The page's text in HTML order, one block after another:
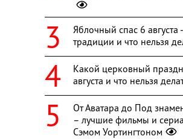
Яблочный спас 6 августа -
традиции и что нельзя
Какой церковный
августа и что нельзя
От Аватара до Под
– лучшие фильмы и
Сэмом Уортингтоном